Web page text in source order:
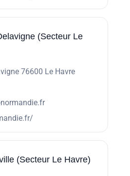
(Secteur Le
76600 Le Havre
(Secteur Le Havre)